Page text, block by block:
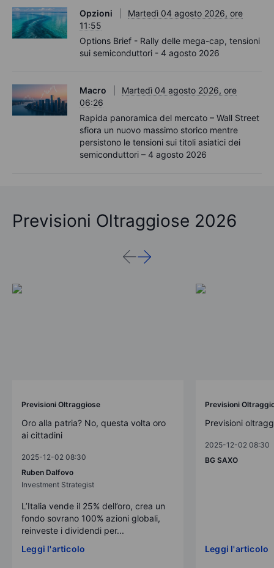
Opzioni
Martedì 04 agosto 2026, ore
11:55
Options Brief - Rally delle mega-cap, tensioni
sui semiconduttori - 4 agosto 2026
Macro
Martedì 04 agosto 2026, ore
06:26
Rapida panoramica del mercato – Wall Street
sfiora un nuovo massimo storico mentre
persistono le tensioni sui titoli asiatici dei
semiconduttori – 4 agosto 2026
Previsioni Oltraggiose 2026
Previsioni Oltraggiose
Oro alla patria? No, questa volta oro
ai cittadini
2025-12-02 08:30
Ruben Dalfovo
Investment Strategist
L’Italia vende il 25% dell’oro, crea un
fondo sovrano 100% azioni globali,
reinveste i dividendi per...
Leggi l'articolo
Previsioni
Previsioni
2025-12-02 08:30
BG SAXO
Leggi l'articolo